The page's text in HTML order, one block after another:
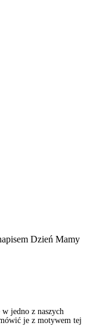
Dzień Mamy
jedno z naszych
je z motywem tej